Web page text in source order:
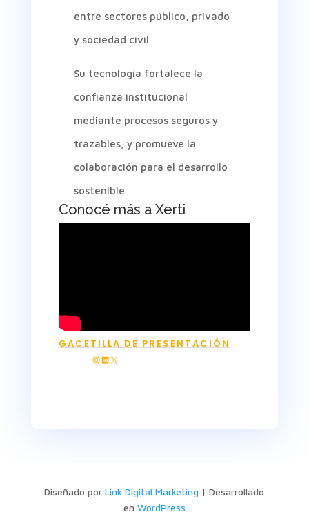
entre sectores público, privado
y sociedad civil
Su tecnología fortalece la
confianza institucional
mediante procesos seguros y
trazables, y promueve la
colaboración para el desarrollo
sostenible.
Conocé más a Xerti
GACETILLA DE PRESENTACIÓN
INSTAGRAM
LINKEDIN
X
Diseñado porLink Digital Marketing | Desarrollado
en WordPress